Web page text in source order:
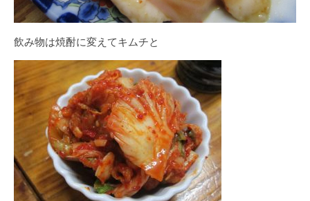
飲み物は焼酎に変えてキムチと